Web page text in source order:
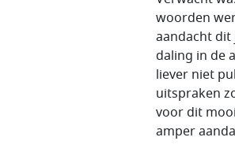
woorden
aandacht
daling in de
liever niet
uitspraken
voor dit
amper